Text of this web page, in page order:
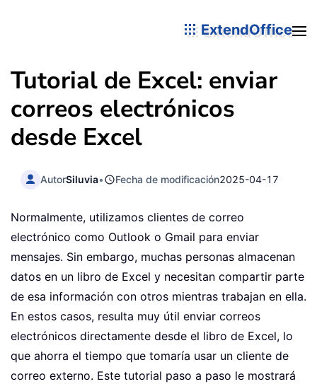
ExtendOffice
Tutorial de Excel: enviar
correos electrónicos
desde Excel
AutorSiluvia• Fecha de modificación2025-04-17
Normalmente, utilizamos clientes de correo
electrónico como Outlook o Gmail para enviar
mensajes. Sin embargo, muchas personas almacenan
datos en un libro de Excel y necesitan compartir parte
de esa información con otros mientras trabajan en ella.
En estos casos, resulta muy útil enviar correos
electrónicos directamente desde el libro de Excel, lo
que ahorra el tiempo que tomaría usar un cliente de
correo externo. Este tutorial paso a paso le mostrará